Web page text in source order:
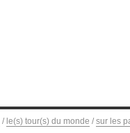
/ le(s) tour(s) du monde / sur les